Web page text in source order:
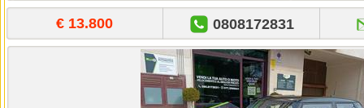
€ 13.800 0808172831